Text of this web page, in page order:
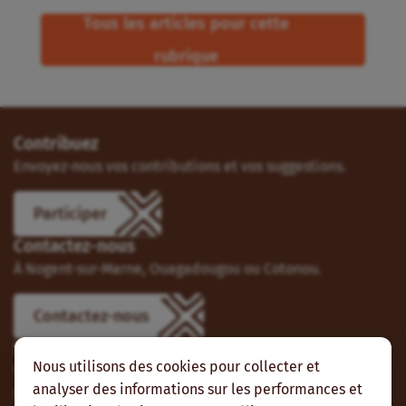
Nous utilisons des cookies pour collecter et
analyser des informations sur les performances et
Tous les articles pour cette
rubrique
Contribuez
Envoyez-nous vos contributions et vos suggestions.
Participer
Contactez-nous
À Nogent-sur-Marne, Ouagadougou ou Cotonou.
Contactez-nous
Suivez-nous
Vous pouvez aussi vous abonner à nos flux RSS et nous
suivre sur les réseaux sociaux.